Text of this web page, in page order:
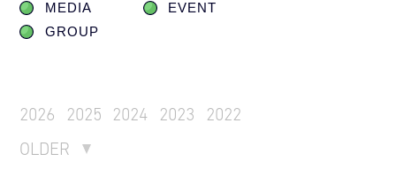
MEDIA
EVENT
GROUP
2026 2025 2024 2023
2022
OLDER